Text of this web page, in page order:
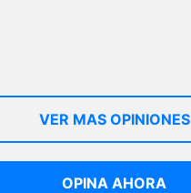
VER MAS OPINIONES
OPINA AHORA